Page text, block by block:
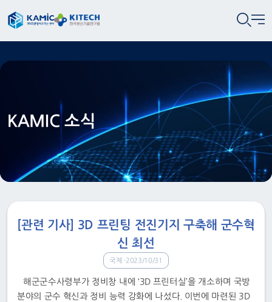
KAMIC 소식
[관련 기사] 3D 프린팅 전진기지 구축해 군수혁
신 최선
국제 2023/10/31
해군군수사령부가 정비창 내에 ‘3D 프린터실’을 개소하며 국방
분야의 군수 혁신과 정비 능력 강화에 나섰다. 이번에 마련된 3D